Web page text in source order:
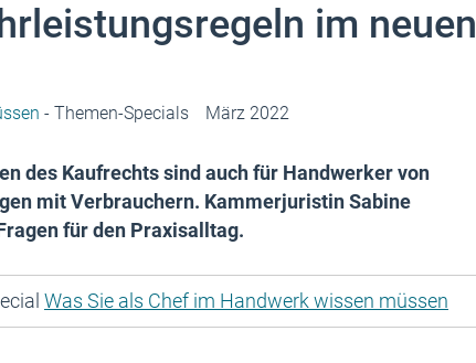
im neuen
- Themen-Specials März 2022
des Kaufrechts sind auch für Handwerker von
mit Verbrauchern. Kammerjuristin Sabine
für den Praxisalltag.
Was Sie als Chef im Handwerk wissen müssen